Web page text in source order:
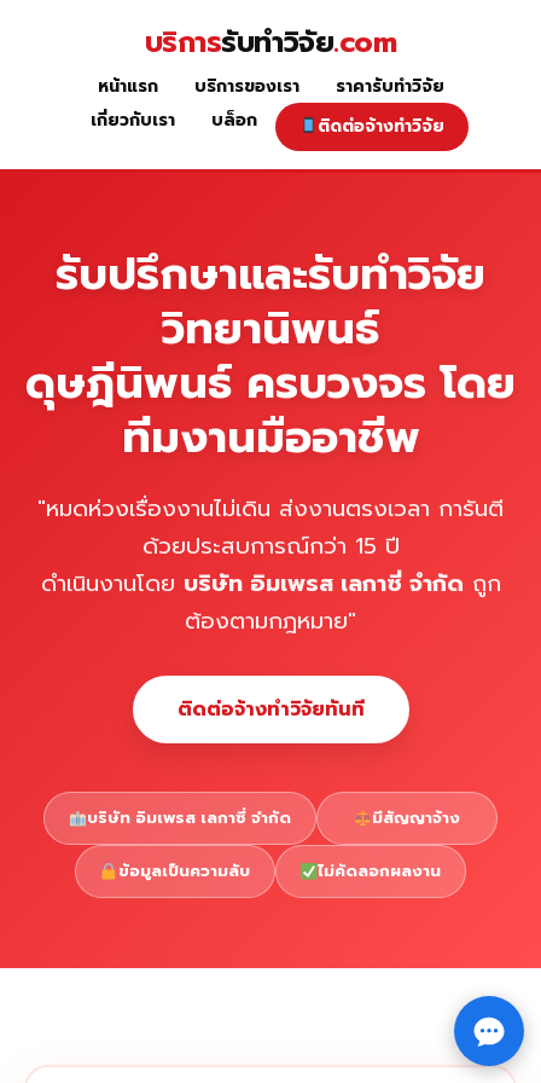
หน้าแรก
Copyright © 2026 รับทำวิจัย รับทำวิทยานิพนธ์ รับทำ⇧
บริการรับทำวิจัย.com
หน้าแรก บริการของเรา
ราคารับทำวิจัย
เกี่ยวกับเรา
บล็อก ติดต่อจ้างทำวิจัย
รับปรึกษาและรับทำวิจัย
วิทยานิพนธ์
ดุษฎีนิพนธ์ ครบวงจร โดย
ทีมงานมืออาชีพ
"หมดห่วงเรื่องงานไม่เดิน ส่งงานตรงเวลา การันตี
ด้วยประสบการณ์กว่า 15 ปี
ดำเนินงานโดย บริษัท อิมเพรส เลกาซี่ จำกัด ถูก
ต้องตามกฎหมาย"
ติดต่อจ้างทำวิจัยทันที
บริษัท อิมเพรส เลกาซี่ จำกัด มีสัญญาจ้าง
ข้อมูลเป็นความลับ ไม่คัดลอกผลงาน